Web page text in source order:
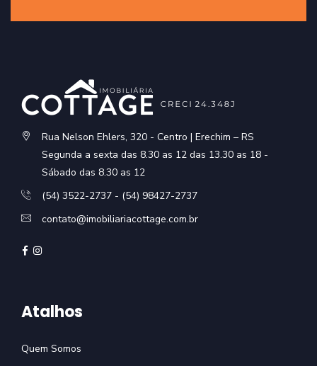
Rua Nelson Ehlers, 320 - Centro | Erechim – RS
Segunda a sexta das 8.30 as 12 das 13.30 as 18 -
Sábado das 8.30 as 12
(54) 3522-2737 - (54) 98427-2737
contato@imobiliariacottage.com.br
Atalhos
Quem Somos